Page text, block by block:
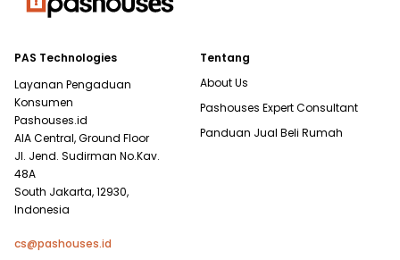
PAS Technologies
Layanan Pengaduan
Konsumen
Pashouses.id
AIA Central, Ground Floor
Jl. Jend. Sudirman No.Kav.
48A
South Jakarta, 12930,
Indonesia
cs@pashouses.id
Tentang
About Us
Pashouses Expert Consultant
Panduan Jual Beli Rumah